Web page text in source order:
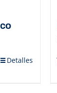
Detalles